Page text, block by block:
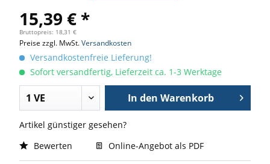
15,39 € *
Bruttopreis: 18,31 €
Preise zzgl. MwSt.Versandkosten
Versandkostenfreie Lieferung!
Sofort versandfertig, Lieferzeit ca. 1-3 Werktage
In den Warenkorb
Artikel günstiger gesehen?
Bewerten
Online-Angebot als PDF